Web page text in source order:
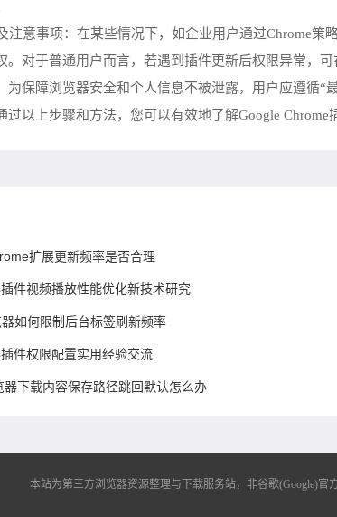
注意事项：在某些情况下，如企业用户通过Chrome
。对于普通用户而言，若遇到插件更新后权限异常，
为保障浏览器安全和个人信息不被泄露，用户应遵循“
过以上步骤和方法，您可以有效地了解Google
扩展更新频率是否合理
件视频播放性能优化新技术研究
如何限制后台标签刷新频率
件权限配置实用经验交流
器下载内容保存路径跳回默认怎么办
本站为第三方浏览器资源整理与下载服务站，非谷歌(Google)官